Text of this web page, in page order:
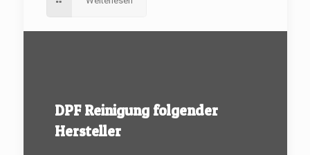
DPF Reinigung folgender
Hersteller